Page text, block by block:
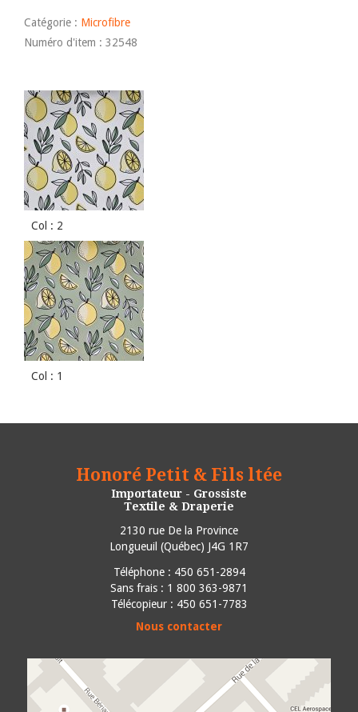
Catégorie : Microfibre
Numéro d'item : 32548
Col : 2
Col : 1
Honoré Petit & Fils ltée
Importateur - Grossiste
Textile & Draperie
2130 rue De la Province
Longueuil (Québec) J4G 1R7
Téléphone : 450 651-2894
Sans frais : 1 800 363-9871
Télécopieur : 450 651-7783
Nous contacter